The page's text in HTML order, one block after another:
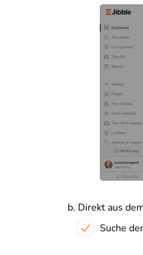
Direkt aus
Suche